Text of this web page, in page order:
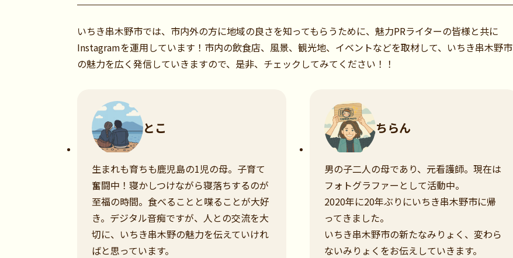
いちき串木野市では、市内外の方に地域の良さを知ってもらうために、魅力PRライターの皆様と共に
Instagramを運用しています！市内の飲食店、風景、観光地、イベントなどを取材して、いちき串木野市
の魅力を広く発信していきますので、是非、チェックしてみてください！！
とこ
生まれも育ちも鹿児島の1児の母。子育て
奮闘中！寝かしつけながら寝落ちするのが
至福の時間。食べることと喋ることが大好
き。デジタル音痴ですが、人との交流を大
切に、いちき串木野の魅力を伝えていけれ
ばと思っています。
ちらん
男の子二人の母であり、元看護師。現在は
フォトグラファーとして活動中。
2020年に20年ぶりにいちき串木野市に帰
ってきました。
いちき串木野市の新たなみりょく、変わら
ないみりょくをお伝えしていきます。